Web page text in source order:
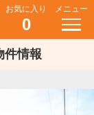
お気に入り
0
メニュー
情報